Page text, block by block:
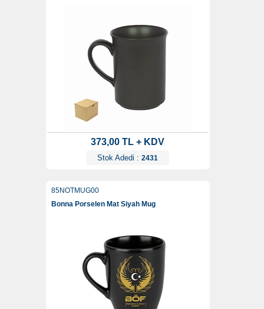
373,00 TL + KDV
Stok Adedi : 2431
85NOTMUG00
Bonna Porselen Mat Siyah Mug